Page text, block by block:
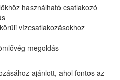
használható csatlakozó
vízcsatlakozásokhoz
megoldás
ajánlott, ahol fontos az